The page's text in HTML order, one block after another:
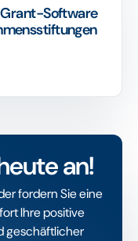
Software
an!
fordern Sie eine
Ihre positive
geschäftlicher